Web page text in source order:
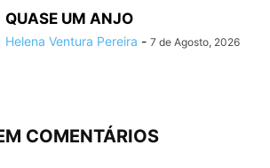
QUASE UM ANJO
Helena Ventura Pereira - 7 de Agosto, 2026
COMENTÁRIOS